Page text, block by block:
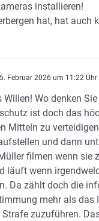
installieren!
hat, hat auch
5. Februar 2026 um 11:22 Uhr
Willen! Wo denken
ist doch das
Mitteln zu
und dann
filmen wenn sie
läuft wenn
Da zählt doch die
mehr als das
Strafe zuzuführen.